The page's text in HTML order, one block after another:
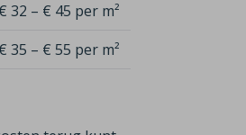
€ 32 – € 45 per m²
€ 35 – € 55 per m²